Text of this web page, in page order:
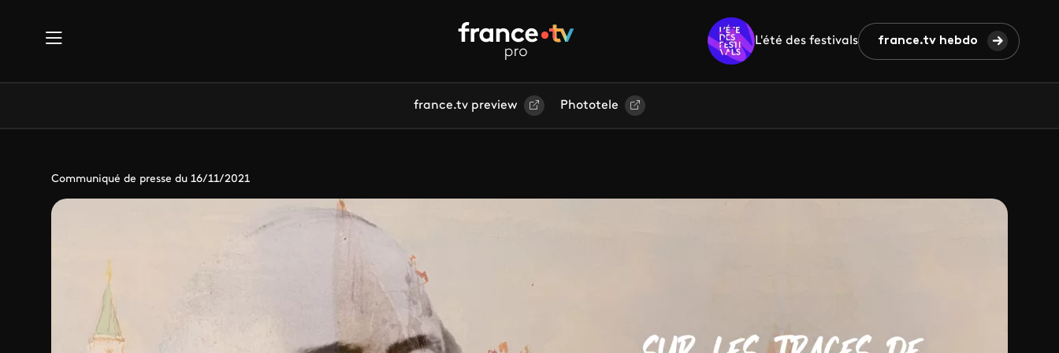
L'été des festivals france.tv hebdo
france.tv preview Phototele
Communiqué de presse du 16/11/2021